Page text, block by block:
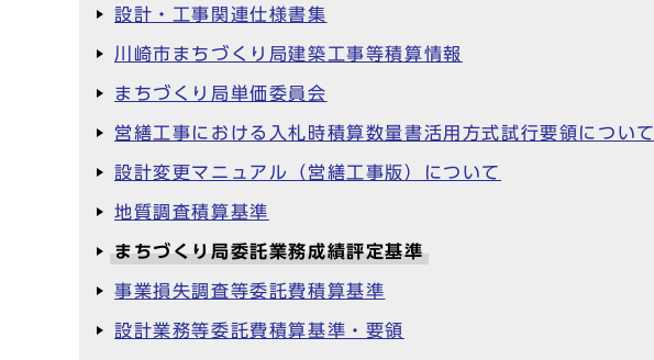
設計・工事関連仕様書集
川崎市まちづくり局建築工事等積算情報
まちづくり局単価委員会
営繕工事における入札時積算数量書活用方式試行要領について
設計変更マニュアル（営繕工事版）について
地質調査積算基準
まちづくり局委託業務成績評定基準
事業損失調査等委託費積算基準
設計業務等委託費積算基準・要領